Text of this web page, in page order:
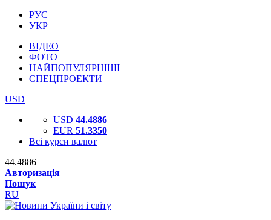
РУС
УКР
ВІДЕО
ФОТО
НАЙПОПУЛЯРНІШІ
СПЕЦПРОЕКТИ
USD
USD 44.4886
EUR 51.3350
Всі курси валют
44.4886
Авторизація
Пошук
RU